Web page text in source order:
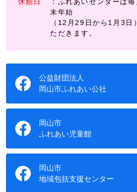
末年始
（12月29日から1月3日
ただきます。
公益財団法人
岡山市ふれあい公社
岡山市
ふれあい児童館
岡山市
地域包括支援センター